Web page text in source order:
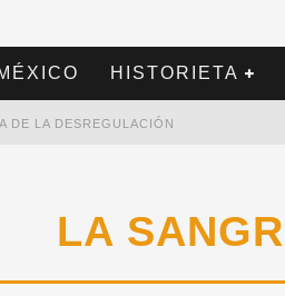
HISTORIETA
DE LA DESREGULACIÓN
ACAPULCO
LA